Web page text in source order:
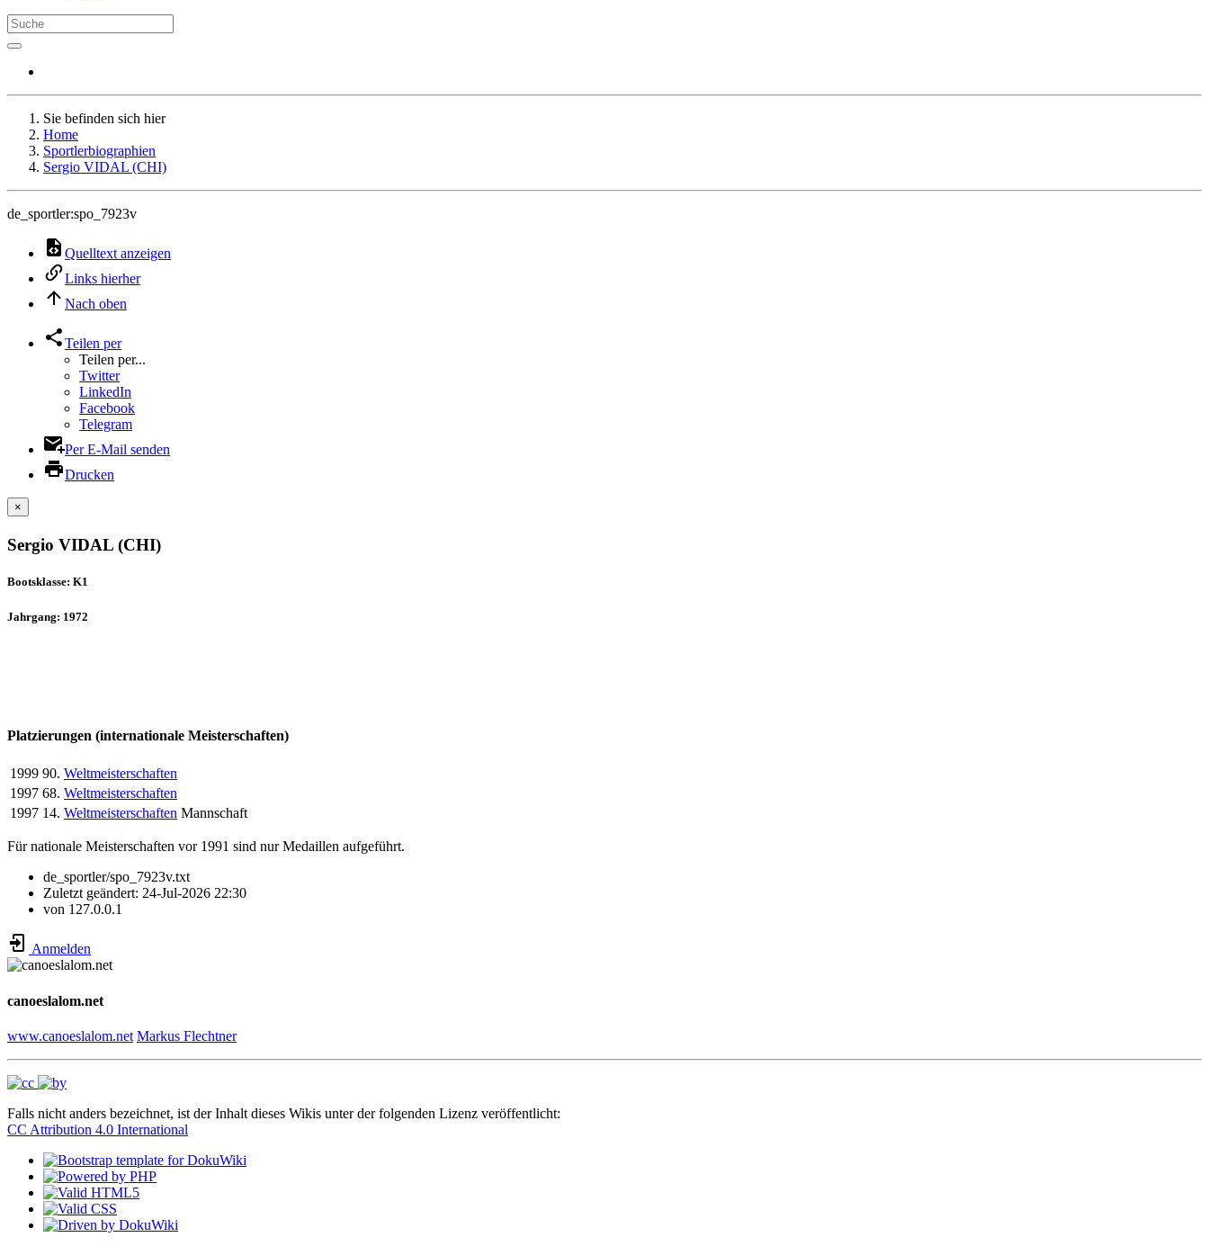
Sie befinden sich hier
Home
Sportlerbiographien
Sergio VIDAL (CHI)
de_sportler:spo_7923v
Quelltext anzeigen
Links hierher
Nach oben
Teilen per
Teilen per...
Twitter
LinkedIn
Facebook
Telegram
Per E-Mail senden
Drucken
×
Sergio VIDAL (CHI)
Bootsklasse: K1
Jahrgang: 1972
Platzierungen (internationale Meisterschaften)
1999 90. Weltmeisterschaften
1997 68. Weltmeisterschaften
1997 14. Weltmeisterschaften Mannschaft
Für nationale Meisterschaften vor 1991 sind nur Medaillen aufgeführt.
de_sportler/spo_7923v.txt
Zuletzt geändert: 24-Jul-2026 22:30
von 127.0.0.1
Anmelden
canoeslalom.net
www.canoeslalom.net Markus Flechtner
Falls nicht anders bezeichnet, ist der Inhalt dieses Wikis unter der folgenden Lizenz veröffentlicht:
CC Attribution 4.0 International